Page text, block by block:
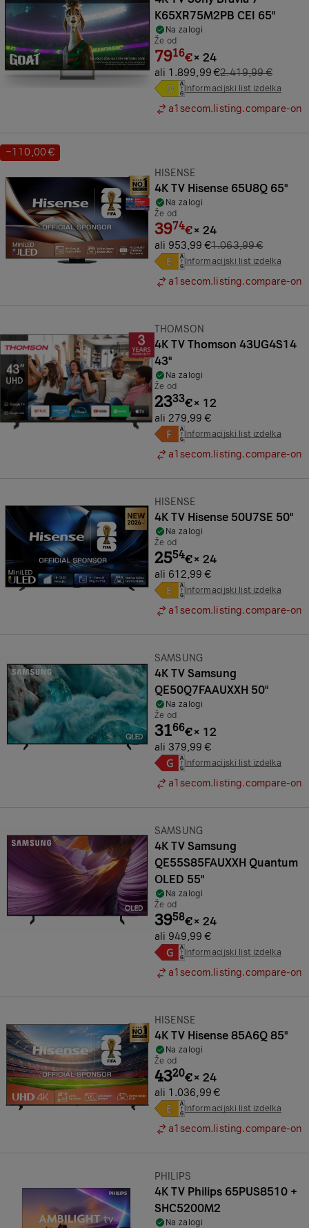
K65XR75M2PB CEI 65"
Na zalogi
Že od
7916€× 24
ali 1.899,99 €2.419,99 €
Informacijski list izdelka
a1secom.listing.compare-on
Prihranek:
−110,00 €
Znamka:
HISENSE
4K TV Hisense 65U8Q 65"
Na zalogi
Že od
3974€× 24
ali 953,99 €1.063,99 €
Informacijski list izdelka
a1secom.listing.compare-on
Znamka:
THOMSON
4K TV Thomson 43UG4S14
43"
Na zalogi
Že od
2333€× 12
ali 279,99 €
Informacijski list izdelka
a1secom.listing.compare-on
Znamka:
HISENSE
4K TV Hisense 50U7SE 50"
Na zalogi
Že od
2554€× 24
ali 612,99 €
Informacijski list izdelka
a1secom.listing.compare-on
Znamka:
SAMSUNG
4K TV Samsung
QE50Q7FAAUXXH 50"
Na zalogi
Že od
3166€× 12
ali 379,99 €
Informacijski list izdelka
a1secom.listing.compare-on
Znamka:
SAMSUNG
4K TV Samsung
QE55S85FAUXXH Quantum
OLED 55"
Na zalogi
Že od
3958€× 24
ali 949,99 €
Informacijski list izdelka
a1secom.listing.compare-on
Znamka:
HISENSE
4K TV Hisense 85A6Q 85"
Na zalogi
Že od
4320€× 24
ali 1.036,99 €
Informacijski list izdelka
a1secom.listing.compare-on
Znamka:
PHILIPS
4K TV Philips 65PUS8510 +
SHC5200M2
Na zalogi